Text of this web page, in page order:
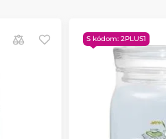
S kódom: 2PLUS1